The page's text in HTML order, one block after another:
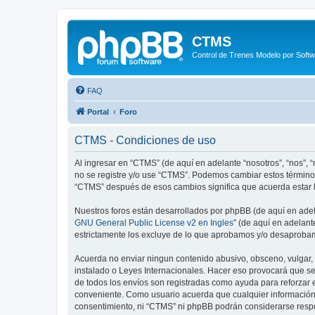
CTMS
Control de Trenes Modelo por
FAQ
Portal Foro
CTMS - Condiciones de uso
Al ingresar en “CTMS” (de aquí en adelante “nosotros”,
no se registre y/o use “CTMS”. Podemos cambiar estos
“CTMS” después de esos cambios significa que acuerda
Nuestros foros están desarrollados por phpBB (de aquí en
GNU General Public License v2 en Ingles” (de aquí en
estrictamente los excluye de lo que aprobamos y/o
Acuerda no enviar ningun contenido abusivo, obsceno,
instalado o Leyes Internacionales. Hacer eso provocará que
de todos los envíos son registradas como ayuda para
conveniente. Como usuario acuerda que cualquier
consentimiento, ni “CTMS” ni phpBB podrán considerarse